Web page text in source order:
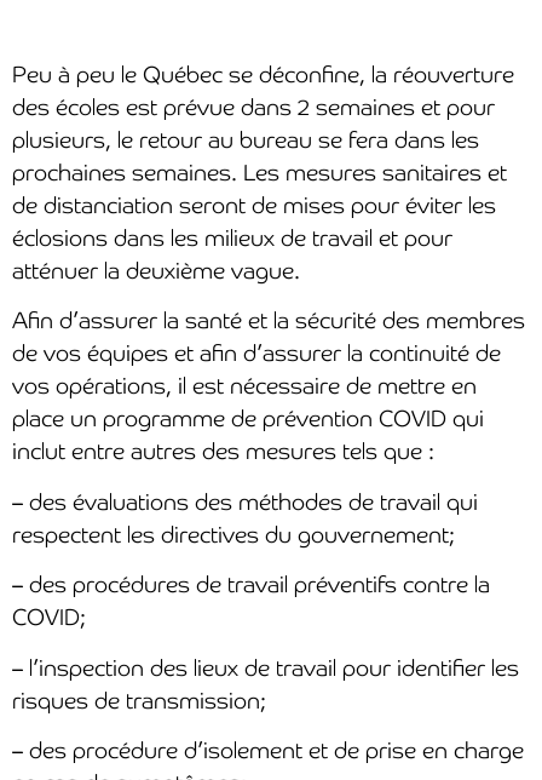
Peu à peu le Québec se déconfine, la réouverture
des écoles est prévue dans 2 semaines et pour
plusieurs, le retour au bureau se fera dans les
prochaines semaines. Les mesures sanitaires et
de distanciation seront de mises pour éviter les
éclosions dans les milieux de travail et pour
atténuer la deuxième vague.
Afin d’assurer la santé et la sécurité des membres
de vos équipes et afin d’assurer la continuité de
vos opérations, il est nécessaire de mettre en
place un programme de prévention COVID qui
inclut entre autres des mesures tels que :
– des évaluations des méthodes de travail qui
respectent les directives du gouvernement;
– des procédures de travail préventifs contre la
COVID;
– l’inspection des lieux de travail pour identifier les
risques de transmission;
– des procédure d’isolement et de prise en charge